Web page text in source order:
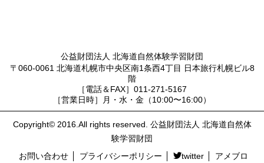
公益財団法人 北海道自然体験学習財団
〒060-0061 北海道札幌市中央区南1条西4丁目 日本旅行札幌ビル8
階
［電話＆FAX］011-271-5167
［営業日時］月・水・金（10:00〜16:00）
Copyright© 2016.All rights reserved. 公益財団法人 北海道自然体
験学習財団
お問い合わせ
プライバシーポリシー twitter アメブロ